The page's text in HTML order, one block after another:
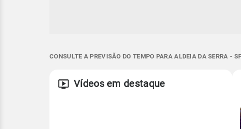
CONSULTE A PREVISÃO DO TEMPO PARA ALDEIA DA SERRA -
Vídeos em destaque